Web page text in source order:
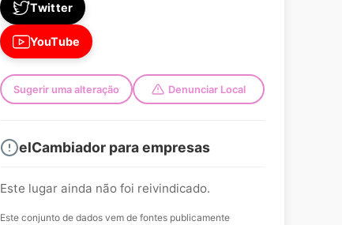
Twitter
YouTube
Sugerir uma alteração Denunciar Local
elCambiador para empresas
Este lugar ainda não foi reivindicado.
Este conjunto de dados vem de fontes publicamente